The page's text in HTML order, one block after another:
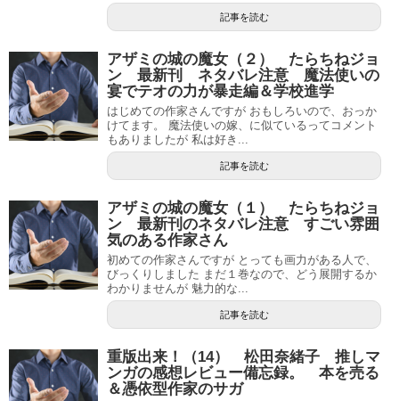
記事を読む
アザミの城の魔女（２） たらちねジョ
ン 最新刊 ネタバレ注意 魔法使いの
宴でテオの力が暴走編＆学校進学
はじめての作家さんですが おもしろいので、おっか
けてます。 魔法使いの嫁、に似ているってコメント
もありましたが 私は好き...
記事を読む
アザミの城の魔女（１） たらちねジョ
ン 最新刊のネタバレ注意 すごい雰囲
気のある作家さん
初めての作家さんですが とっても画力がある人で、
びっくりしました まだ１巻なので、どう展開するか
わかりませんが 魅力的な...
記事を読む
重版出来！（14） 松田奈緒子 推しマ
ンガの感想レビュー備忘録。 本を売る
＆憑依型作家のサガ